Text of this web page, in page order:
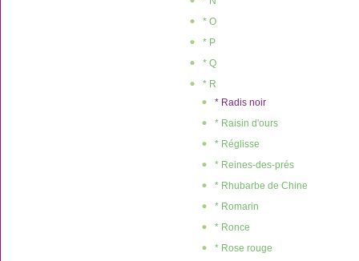
* O
* P
* Q
* R
* Radis noir
* Raisin d'ours
* Réglisse
* Reines-des-prés
* Rhubarbe de Chine
* Romarin
* Ronce
* Rose rouge